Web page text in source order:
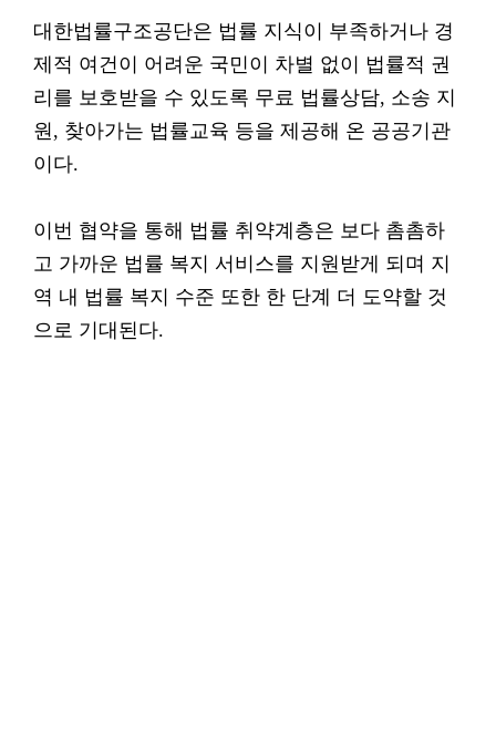
대한법률구조공단은 법률 지식이 부족하거나 경
제적 여건이 어려운 국민이 차별 없이 법률적 권
리를 보호받을 수 있도록 무료 법률상담, 소송 지
원, 찾아가는 법률교육 등을 제공해 온 공공기관
이다.
이번 협약을 통해 법률 취약계층은 보다 촘촘하
고 가까운 법률 복지 서비스를 지원받게 되며 지
역 내 법률 복지 수준 또한 한 단계 더 도약할 것
으로 기대된다.